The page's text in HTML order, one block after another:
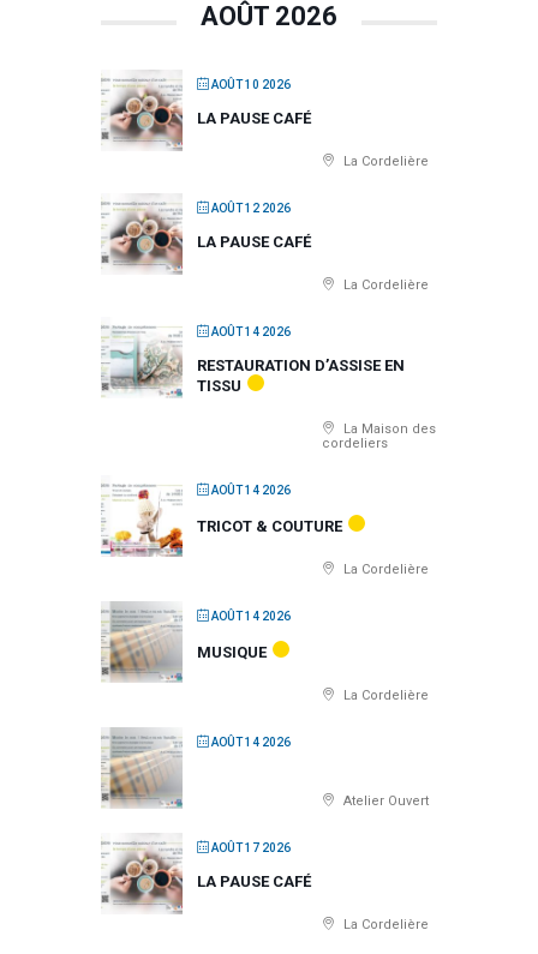
AOÛT 2026
AOÛT 10 2026
LA PAUSE CAFÉ
La Cordelière
AOÛT 12 2026
LA PAUSE CAFÉ
La Cordelière
AOÛT 14 2026
RESTAURATION D’ASSISE EN
TISSU
La Maison des
cordeliers
AOÛT 14 2026
TRICOT & COUTURE
La Cordelière
AOÛT 14 2026
MUSIQUE
La Cordelière
AOÛT 14 2026
Atelier Ouvert
AOÛT 17 2026
LA PAUSE CAFÉ
La Cordelière